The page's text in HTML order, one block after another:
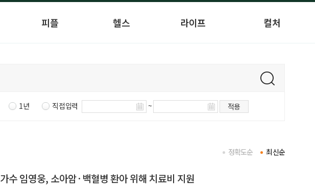
피플 헬스 라이프 컬처
1년 직접입력 ~ 적용
최신순
정확도순
가수 임영웅, 소아암·백혈병 환아 위해 치료비 지원